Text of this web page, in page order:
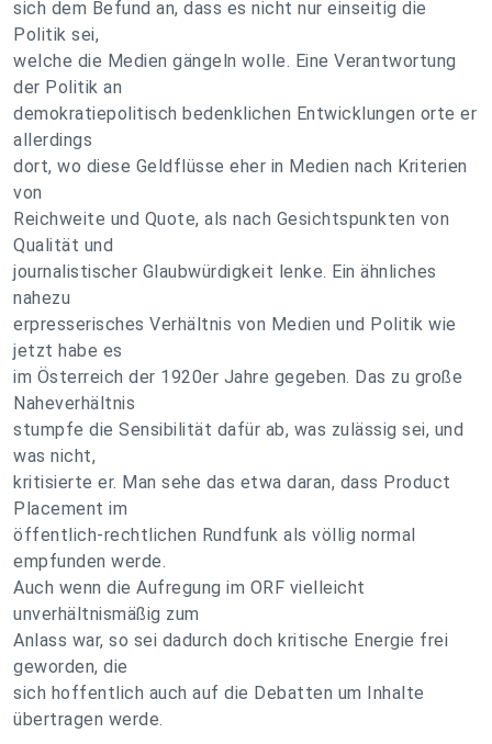
sich dem Befund an, dass es nicht nur einseitig die
Politik sei,
welche die Medien gängeln wolle. Eine Verantwortung
der Politik an
demokratiepolitisch bedenklichen Entwicklungen orte er
allerdings
dort, wo diese Geldflüsse eher in Medien nach Kriterien
von
Reichweite und Quote, als nach Gesichtspunkten von
Qualität und
journalistischer Glaubwürdigkeit lenke. Ein ähnliches
nahezu
erpresserisches Verhältnis von Medien und Politik wie
jetzt habe es
im Österreich der 1920er Jahre gegeben. Das zu große
Naheverhältnis
stumpfe die Sensibilität dafür ab, was zulässig sei, und
was nicht,
kritisierte er. Man sehe das etwa daran, dass Product
Placement im
öffentlich-rechtlichen Rundfunk als völlig normal
empfunden werde.
Auch wenn die Aufregung im ORF vielleicht
unverhältnismäßig zum
Anlass war, so sei dadurch doch kritische Energie frei
geworden, die
sich hoffentlich auch auf die Debatten um Inhalte
übertragen werde.